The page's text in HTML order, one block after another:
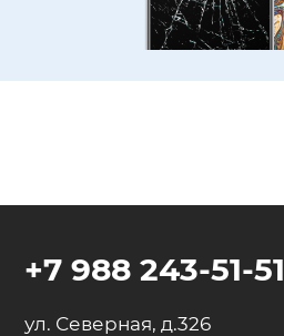
ул. Северная, д.326
+7 988 243-51-51